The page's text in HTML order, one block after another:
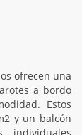
ofrecen una
a bordo
Estos
y un balcón